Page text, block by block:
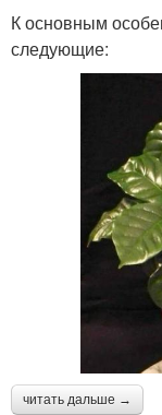
К основным
следующие:
читать дальше →